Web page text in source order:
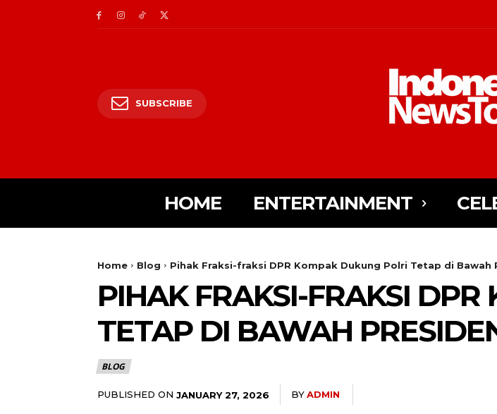
SUBSCRIBE
HOME ENTERTAINMENT
Home Blog Pihak Fraksi-fraksi DPR Kompak Dukung Polri Tetap di Bawah
PIHAK FRAKSI-FRAKSI
TETAP DI BAWAH
BLOG
PUBLISHED ON JANUARY 27, 2026 BYADMIN